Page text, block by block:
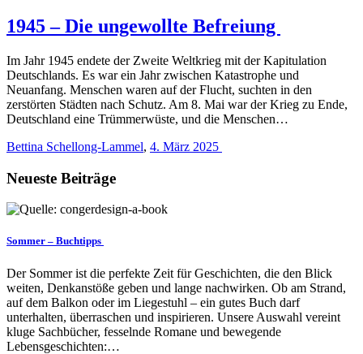
1945 – Die ungewollte Befreiung
Im Jahr 1945 endete der Zweite Weltkrieg mit der Kapitulation
Deutschlands. Es war ein Jahr zwischen Katastrophe und
Neuanfang. Menschen waren auf der Flucht, suchten in den
zerstörten Städten nach Schutz. Am 8. Mai war der Krieg zu Ende,
Deutschland eine Trümmerwüste, und die Menschen…
Bettina Schellong-Lammel, 4. März 2025
Neueste Beiträge
Sommer – Buchtipps
Der Sommer ist die perfekte Zeit für Geschichten, die den Blick
weiten, Denkanstöße geben und lange nachwirken. Ob am Strand,
auf dem Balkon oder im Liegestuhl – ein gutes Buch darf
unterhalten, überraschen und inspirieren. Unsere Auswahl vereint
kluge Sachbücher, fesselnde Romane und bewegende
Lebensgeschichten:…